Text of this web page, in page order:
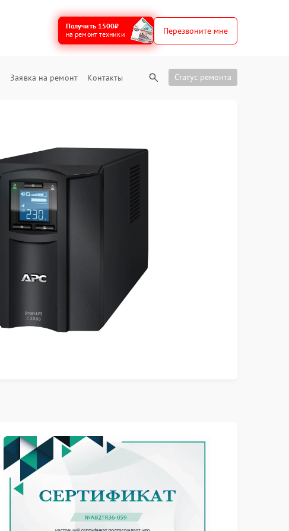
Получить 1500₽
на ремонт техники
Перезвоните мне
Заявка на ремонт Контакты Статус ремонта